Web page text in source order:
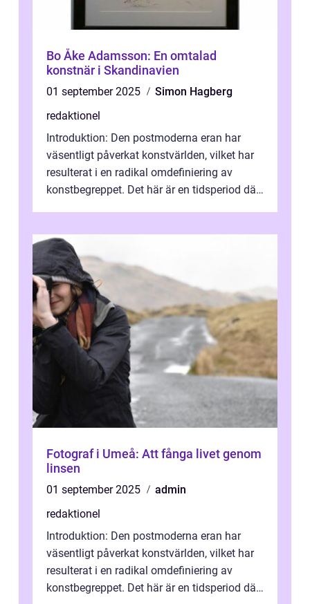
Bo Åke Adamsson: En omtalad
konstnär i Skandinavien
01 september 2025
Simon Hagberg
redaktionel
Introduktion: Den postmoderna eran har
väsentligt påverkat konstvärlden, vilket har
resulterat i en radikal omdefiniering av
konstbegreppet. Det här är en tidsperiod där
Fotograf i Umeå: Att fånga livet genom
linsen
01 september 2025
admin
redaktionel
Introduktion: Den postmoderna eran har
väsentligt påverkat konstvärlden, vilket har
resulterat i en radikal omdefiniering av
konstbegreppet. Det här är en tidsperiod där